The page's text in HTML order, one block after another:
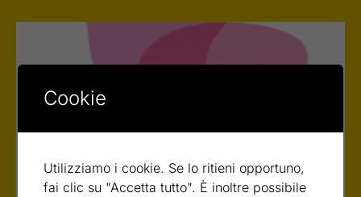
Cookie
Utilizziamo i cookie. Se lo ritieni opportuno,
fai clic su "Accetta tutto". È inoltre possibile